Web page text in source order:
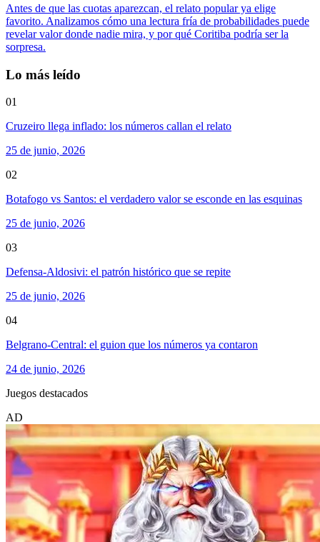
Antes de que las cuotas aparezcan, el relato popular ya elige
favorito. Analizamos cómo una lectura fría de probabilidades puede
revelar valor donde nadie mira, y por qué Coritiba podría ser la
sorpresa.
Lo más leído
01
Cruzeiro llega inflado: los números callan el relato
25 de junio, 2026
02
Botafogo vs Santos: el verdadero valor se esconde en las esquinas
25 de junio, 2026
03
Defensa-Aldosivi: el patrón histórico que se repite
25 de junio, 2026
04
Belgrano-Central: el guion que los números ya contaron
24 de junio, 2026
Juegos destacados
AD